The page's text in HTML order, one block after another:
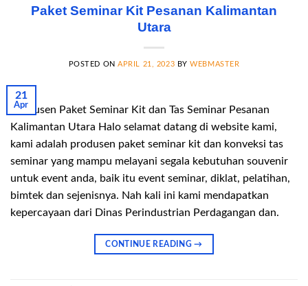
Paket Seminar Kit Pesanan Kalimantan
Utara
POSTED ONAPRIL 21, 2023 BYWEBMASTER
21
Apr
Produsen Paket Seminar Kit dan Tas Seminar Pesanan
Kalimantan Utara Halo selamat datang di website kami,
kami adalah produsen paket seminar kit dan konveksi tas
seminar yang mampu melayani segala kebutuhan souvenir
untuk event anda, baik itu event seminar, diklat, pelatihan,
bimtek dan sejenisnya. Nah kali ini kami mendapatkan
kepercayaan dari Dinas Perindustrian Perdagangan dan.
CONTINUE READING→